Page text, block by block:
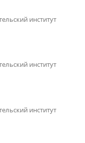
институт
институт
институт